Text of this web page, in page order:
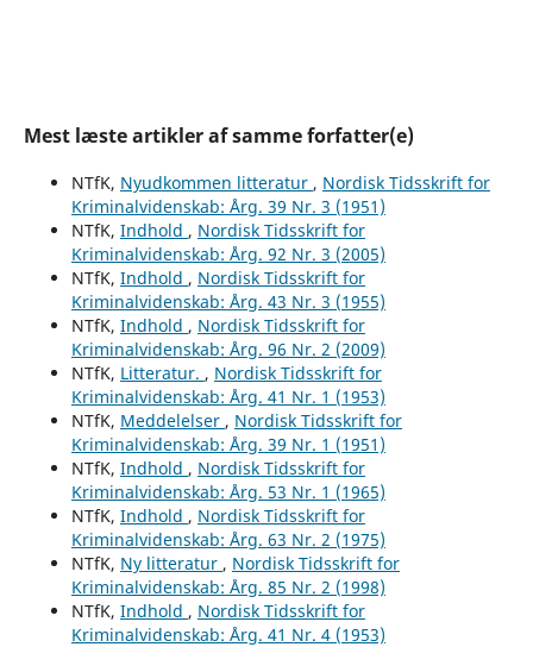
Mest læste artikler af samme forfatter(e)
NTfK, Nyudkommen litteratur , Nordisk Tidsskrift for
Kriminalvidenskab: Årg. 39 Nr. 3 (1951)
NTfK, Indhold , Nordisk Tidsskrift for
Kriminalvidenskab: Årg. 92 Nr. 3 (2005)
NTfK, Indhold , Nordisk Tidsskrift for
Kriminalvidenskab: Årg. 43 Nr. 3 (1955)
NTfK, Indhold , Nordisk Tidsskrift for
Kriminalvidenskab: Årg. 96 Nr. 2 (2009)
NTfK, Litteratur. , Nordisk Tidsskrift for
Kriminalvidenskab: Årg. 41 Nr. 1 (1953)
NTfK, Meddelelser , Nordisk Tidsskrift for
Kriminalvidenskab: Årg. 39 Nr. 1 (1951)
NTfK, Indhold , Nordisk Tidsskrift for
Kriminalvidenskab: Årg. 53 Nr. 1 (1965)
NTfK, Indhold , Nordisk Tidsskrift for
Kriminalvidenskab: Årg. 63 Nr. 2 (1975)
NTfK, Ny litteratur , Nordisk Tidsskrift for
Kriminalvidenskab: Årg. 85 Nr. 2 (1998)
NTfK, Indhold , Nordisk Tidsskrift for
Kriminalvidenskab: Årg. 41 Nr. 4 (1953)